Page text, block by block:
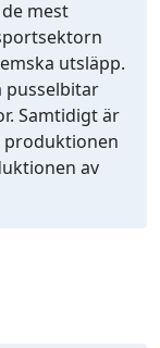
mest
utsläpp.
pusselbitar
Samtidigt är
produktionen
av